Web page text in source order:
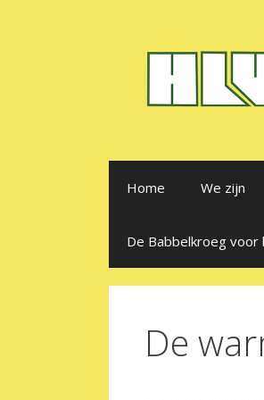
Home We zijn
De Babbelkroeg voor
De